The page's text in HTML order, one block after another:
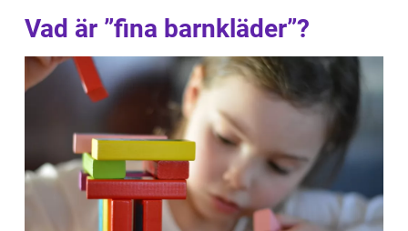
Vad är ”fina barnkläder”?